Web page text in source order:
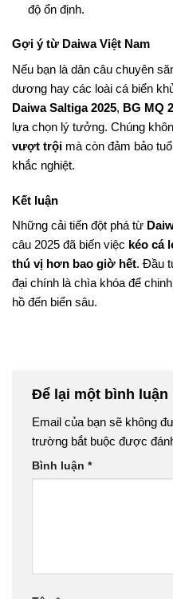
độ ổn định.
Gợi ý từ Daiwa Việt Nam
Nếu bạn là dân câu chuyên
dương hay các loài cá biển
Daiwa Saltiga 2025, BG MQ
lựa chọn lý tưởng. Chúng
vượt trội mà còn đảm bảo
khắc nghiệt.
Kết luận
Những cải tiến đột phá từ
câu 2025 đã biến việc kéo cá
thú vị hơn bao giờ hết. Đầu
đại chính là chìa khóa để
hồ đến biển sâu.
Để lại một bình luận
Email của bạn sẽ không
trường bắt buộc được
Bình luận *